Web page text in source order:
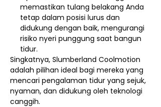
memastikan tulang belakang Anda
tetap dalam posisi lurus dan
didukung dengan baik, mengurangi
risiko nyeri punggung saat bangun
tidur.
Singkatnya, Slumberland Coolmotion
adalah pilihan ideal bagi mereka yang
mencari pengalaman tidur yang sejuk,
nyaman, dan didukung oleh teknologi
canggih.